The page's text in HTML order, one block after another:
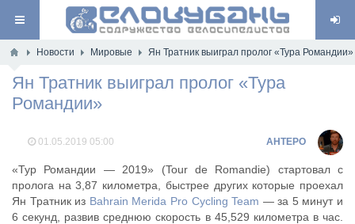
Новости Мировые Ян Тратник выиграл пролог «Тура Романдии»
Ян Тратник выиграл пролог «Тура
Романдии»
01.05.2019 05:00 AHTEPO
«Тур Романдии — 2019» (Tour de Romandie) стартовал с
пролога на 3,87 километра, быстрее других которые проехал
Ян Тратник из Bahrain Merida Pro Cycling Team — за 5 минут и
6 секунд, развив среднюю скорость в 45,529 километра в час.